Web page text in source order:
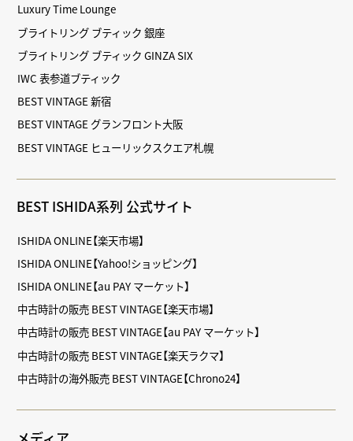
Luxury Time Lounge
ブライトリング ブティック 銀座
ブライトリング ブティック GINZA SIX
IWC 表参道ブティック
BEST VINTAGE 新宿
BEST VINTAGE グランフロント大阪
BEST VINTAGE ヒューリックスクエア札幌
BEST ISHIDA系列 公式サイト
ISHIDA ONLINE【楽天市場】
ISHIDA ONLINE【Yahoo!ショッピング】
ISHIDA ONLINE【au PAY マーケット】
中古時計の販売 BEST VINTAGE【楽天市場】
中古時計の販売 BEST VINTAGE【au PAY マーケット】
中古時計の販売 BEST VINTAGE【楽天ラクマ】
中古時計の海外販売 BEST VINTAGE【Chrono24】